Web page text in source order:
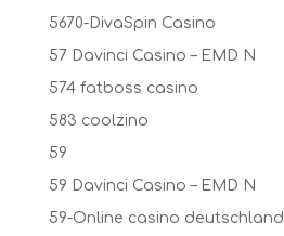
5670-DivaSpin Casino
57 Davinci Casino – EMD N
574 fatboss casino
583 coolzino
59
59 Davinci Casino – EMD N
59-Online casino deutschland